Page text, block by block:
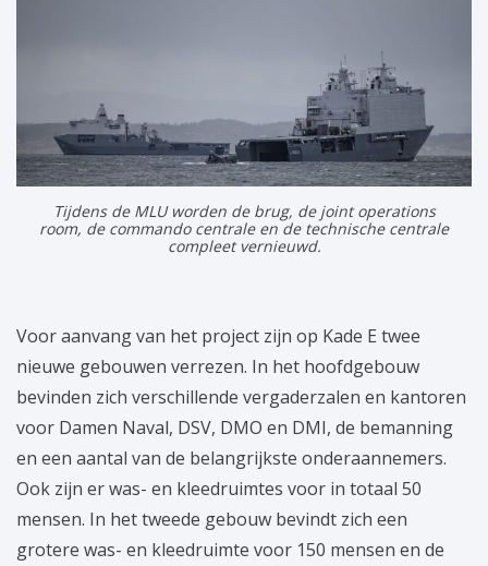
Tijdens de MLU worden de brug, de joint operations
room, de commando centrale en de technische centrale
compleet vernieuwd.
Voor aanvang van het project zijn op Kade E twee
nieuwe gebouwen verrezen. In het hoofdgebouw
bevinden zich verschillende vergaderzalen en kantoren
voor Damen Naval, DSV, DMO en DMI, de bemanning
en een aantal van de belangrijkste onderaannemers.
Ook zijn er was- en kleedruimtes voor in totaal 50
mensen. In het tweede gebouw bevindt zich een
grotere was- en kleedruimte voor 150 mensen en de